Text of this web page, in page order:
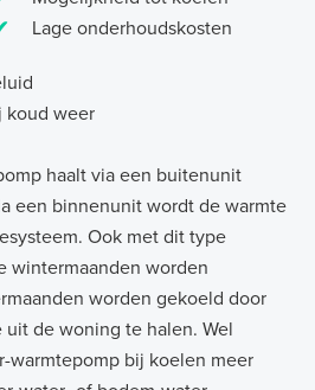
Lage onderhoudskosten
weer
haalt via een buitenunit
een binnenunit wordt de warmte
Ook met dit type
wintermaanden worden
worden gekoeld door
de woning te halen. Wel
warmtepomp bij koelen meer